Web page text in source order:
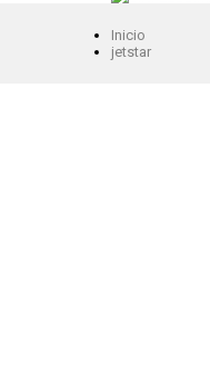
Inicio
jetstar